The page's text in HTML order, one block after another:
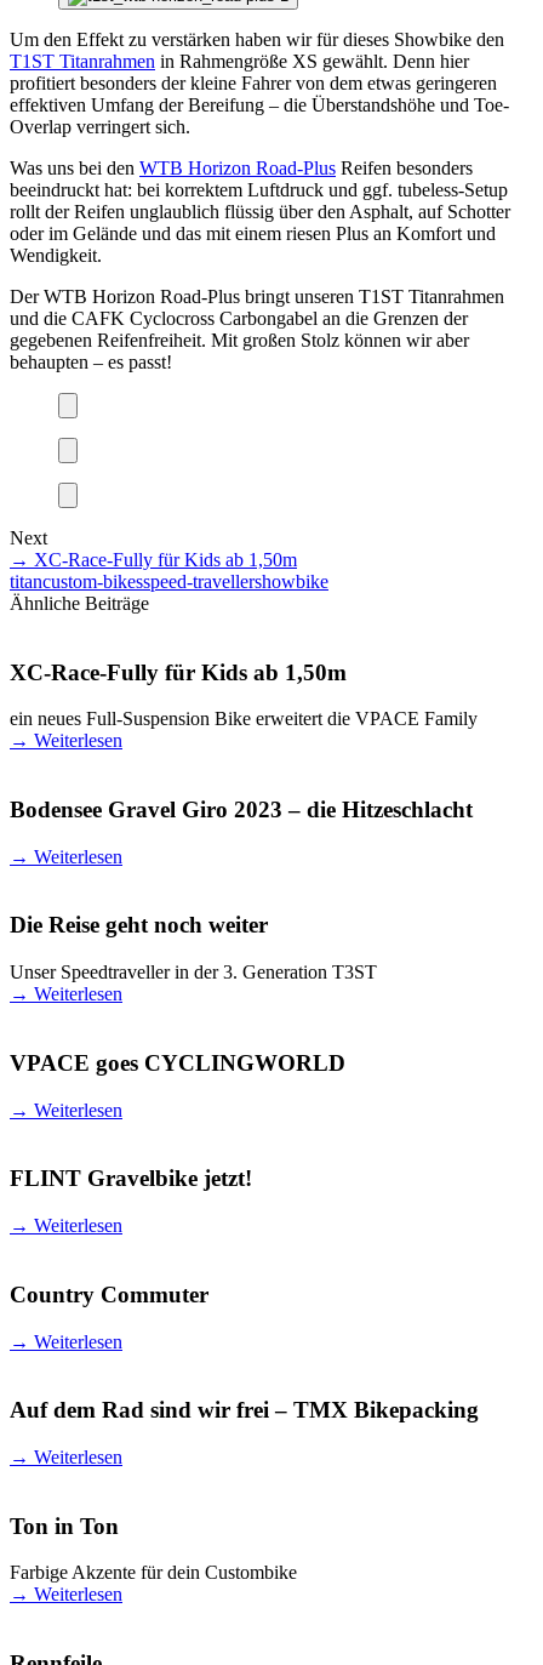
Um den Effekt zu verstärken haben wir für dieses Showbike den
T1ST Titanrahmen in Rahmengröße XS gewählt. Denn hier
profitiert besonders der kleine Fahrer von dem etwas geringeren
effektiven Umfang der Bereifung – die Überstandshöhe und Toe-
Overlap verringert sich.
Was uns bei den WTB Horizon Road-Plus Reifen besonders
beeindruckt hat: bei korrektem Luftdruck und ggf. tubeless-Setup
rollt der Reifen unglaublich flüssig über den Asphalt, auf Schotter
oder im Gelände und das mit einem riesen Plus an Komfort und
Wendigkeit.
Der WTB Horizon Road-Plus bringt unseren T1ST Titanrahmen
und die CAFK Cyclocross Carbongabel an die Grenzen der
gegebenen Reifenfreiheit. Mit großen Stolz können wir aber
behaupten – es passt!
Next
→ XC-Race-Fully für Kids ab 1,50m
titancustom-bikesspeed-travellershowbike
Ähnliche Beiträge
XC-Race-Fully für Kids ab 1,50m
ein neues Full-Suspension Bike erweitert die VPACE Family
→ Weiterlesen
Bodensee Gravel Giro 2023 – die Hitzeschlacht
→ Weiterlesen
Die Reise geht noch weiter
Unser Speedtraveller in der 3. Generation T3ST
→ Weiterlesen
VPACE goes CYCLINGWORLD
→ Weiterlesen
FLINT Gravelbike jetzt!
→ Weiterlesen
Country Commuter
→ Weiterlesen
Auf dem Rad sind wir frei – TMX Bikepacking
→ Weiterlesen
Ton in Ton
Farbige Akzente für dein Custombike
→ Weiterlesen